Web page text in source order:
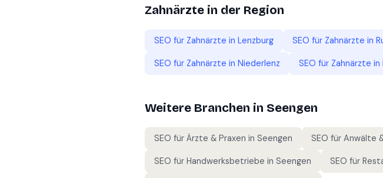
Zahnärzte in der Region
SEO für Zahnärzte in Lenzburg SEO für Zahnärzte in
SEO für Zahnärzte in Niederlenz SEO für Zahnärzte in
Weitere Branchen in Seengen
SEO für Ärzte & Praxen in Seengen SEO für Anwälte
SEO für Handwerksbetriebe in Seengen SEO für